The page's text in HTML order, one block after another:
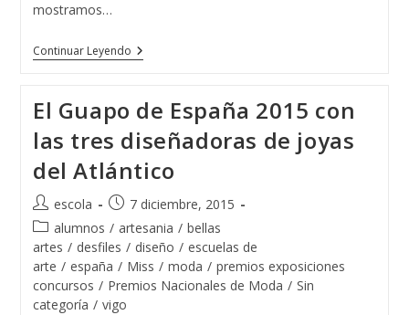
mostramos…
Continuar LeyendoLa
Corona
España
2017
Se
Fabricó
Y
Se
Diseñó
En
Vigo
El Guapo de España 2015 con
las tres diseñadoras de joyas
del Atlántico
Autor
de
la
entrada:
escola
Publicación
de
la
entrada:
7 diciembre, 2015
Categoría
de
la
entrada:
alumnos / artesania / bellas
artes / desfiles / diseño / escuelas de
arte / españa / Miss / moda / premios exposiciones
concursos / Premios Nacionales de Moda / Sin
categoría / vigo